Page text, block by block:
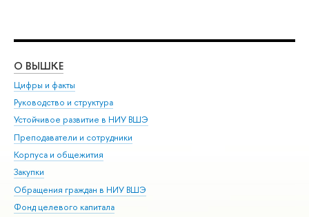
О ВЫШКЕ
Цифры и факты
Руководство и структура
Устойчивое развитие в НИУ ВШЭ
Преподаватели и сотрудники
Корпуса и общежития
Закупки
Обращения граждан в НИУ ВШЭ
Фонд целевого капитала